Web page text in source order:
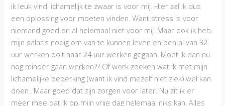
ik leuk vind lichamelijk te zwaar is voor mij. Hier zal ik dus
een oplossing voor moeten vinden. Want stress is voor
niemand goed en al helemaal niet voor mij. Maar ook ik heb
mijn salaris nodig om van te kunnen leven en ben al van 32
uur werken ooit naar 24 uur werken gegaan. Moet ik dan nu
nog minder gaan werken?? Of werk zoeken wat ik met mijn
lichamelijke beperking (want ik vind mezelf niet ziek) wel kan
doen.. Maar goed dat zijn zorgen voor later. Nu zit ik er
meer mee dat ik op mijn vrije dag helemaal niks kan. Alles